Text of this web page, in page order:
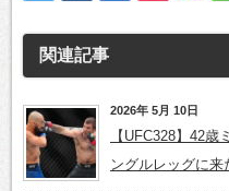
関連記事
2026年 5月 10日
【UFC328】42
ングルレッグに来